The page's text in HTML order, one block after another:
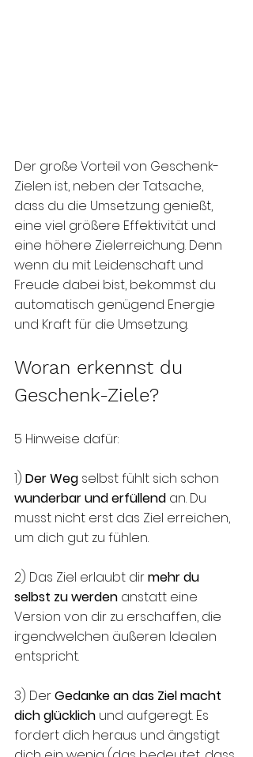
Der große Vorteil von Geschenk-
Zielen ist, neben der Tatsache,
dass du die Umsetzung genießt,
eine viel größere Effektivität und
eine höhere Zielerreichung. Denn
wenn du mit Leidenschaft und
Freude dabei bist, bekommst du
automatisch genügend Energie
und Kraft für die Umsetzung.
Woran erkennst du
Geschenk-Ziele?
5 Hinweise dafür:
1) Der Weg selbst fühlt sich schon
wunderbar und erfüllend an. Du
musst nicht erst das Ziel erreichen,
um dich gut zu fühlen.
2) Das Ziel erlaubt dir mehr du
selbst zu werden anstatt eine
Version von dir zu erschaffen, die
irgendwelchen äußeren Idealen
entspricht.
3) Der Gedanke an das Ziel macht
dich glücklich und aufgeregt. Es
fordert dich heraus und ängstigt